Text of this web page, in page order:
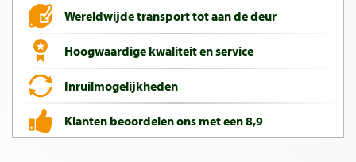
Wereldwijde transport tot aan de deur
Hoogwaardige kwaliteit en service
Inruilmogelijkheden
Klanten beoordelen ons met een 8,9